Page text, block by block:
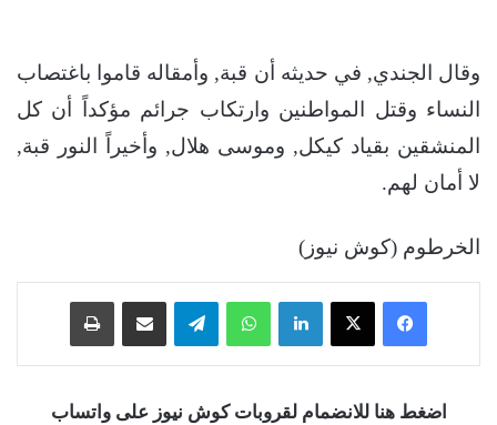
وقال الجندي, في حديثه أن قبة, وأمقاله قاموا باغتصاب
النساء وقتل المواطنين وارتكاب جرائم مؤكداً أن كل
المنشقين بقياد كيكل, وموسى هلال, وأخيراً النور قبة,
لا أمان لهم.
الخرطوم (كوش نيوز)
فيسبوك ‫X لينكدإن واتساب تيلقرام
اضغط هنا للانضمام لقروبات كوش نيوز على واتساب